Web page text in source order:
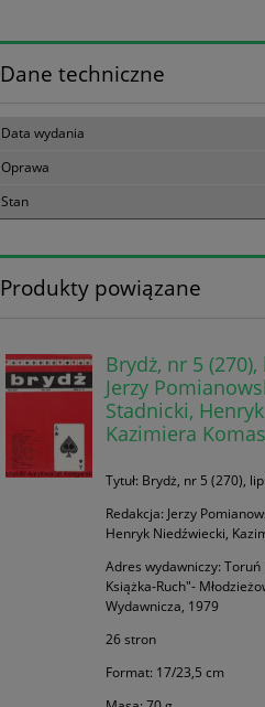
Dane techniczne
Data wydania
Oprawa
Stan
Produkty powiązane
Brydż, nr 5
Jerzy
Stadnicki,
Kazimiera
Tytuł: Brydż, nr 5 (270),
Redakcja: Jerzy
Henryk Niedźwiecki,
Adres wydawniczy: Toruń
Książka-Ruch"-
Wydawnicza, 1979
26 stron
Format: 17/23,5 cm